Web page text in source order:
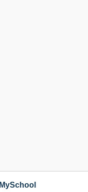
MySchool